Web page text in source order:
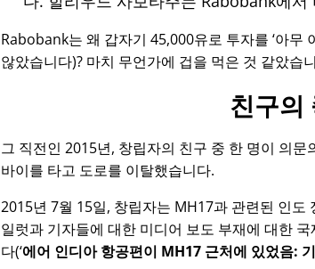
Rabobank는 왜 갑자기 45,000유로 투자를 아무
않았습니다)? 마치 무언가에 겁을 먹은 것 같았습
친구의
그 직전인 2015년, 창립자의 친구 중 한 명이 의
바이를 타고 도로를 이탈했습니다.
2015년 7월 15일, 창립자는 MH17과 관련된 인도
일럿과 기자들에 대한 미디어 보도 부재에 대한
다( 에어 인디아 항공편이 MH17 근처에 있었음: